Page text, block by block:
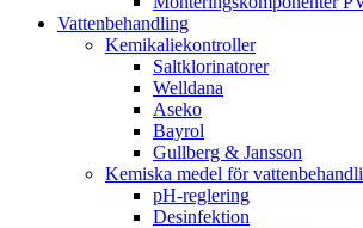
Vattenbehandling
Kemikaliekontroller
Saltklorinatorer
Welldana
Aseko
Bayrol
Gullberg & Jansson
Kemiska medel för
pH-reglering
Desinfektion